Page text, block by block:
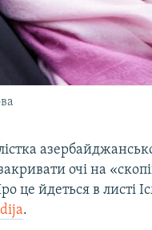
очі на
це йдеться в листі
.